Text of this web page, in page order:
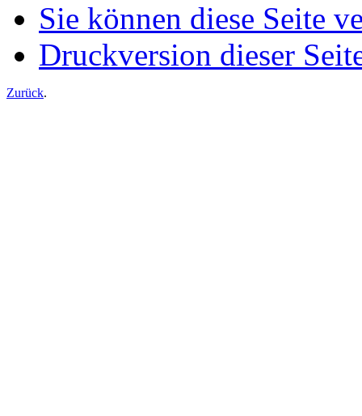
Sie können diese Seite
Druckversion dieser
Zurück.